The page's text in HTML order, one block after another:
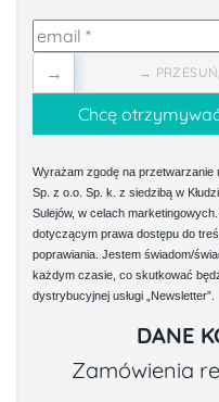
→
→
Wyrażam zgodę na
Sp. z o.o. Sp. k. z siedzibą w
Sulejów, w celach
dotyczącym prawa dostępu do
poprawiania. Jestem świadom/
każdym czasie, co skutkować
dystrybucyjnej usługi „Newsletter”.
DANE
Zamówienia